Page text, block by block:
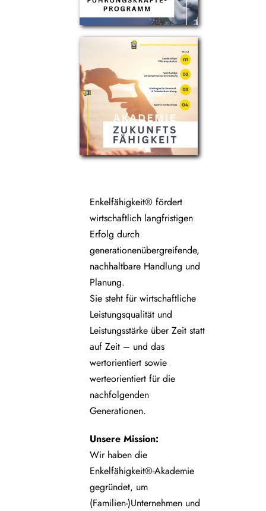
Enkelfähigkeit® fördert
wirtschaftlich langfristigen
Erfolg durch
generationenübergreifende,
nachhaltbare Handlung und
Planung.
Sie steht für wirtschaftliche
Leistungsqualität und
Leistungsstärke über Zeit statt
auf Zeit – und das
wertorientiert sowie
werteorientiert für die
nachfolgenden
Generationen.
Unsere Mission:
Wir haben die
Enkelfähigkeit®-Akademie
gegründet, um
(Familien-)Unternehmen und